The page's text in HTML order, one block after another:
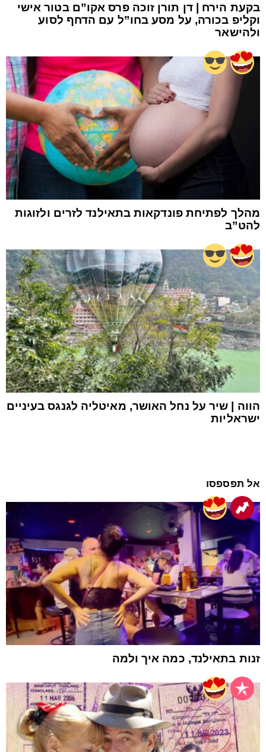
בקעת הירח | דן תורן זוכה פרס אקו”ם בטור אישי
וקליפ בכורה, על מסע בחו”ל עם הדחף לסוע
ולהישאר
מהלך לפתיחת פונדקאות בתאילנד לזרים ולזוגות
להט”ב
הווה | שיר על נחל האושר, מאיטליה לגנגס בעיניים
ישראליות
אל תפספסו
זנות בתאילנד, כמה איך ולמה